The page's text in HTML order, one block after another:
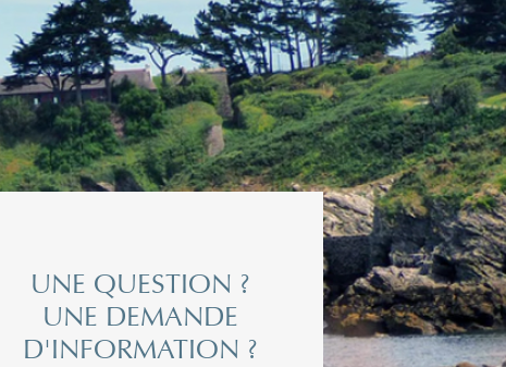
UNE QUESTION ?
UNE DEMANDE
D'INFORMATION ?
Civilité
Nom*
Prénom*